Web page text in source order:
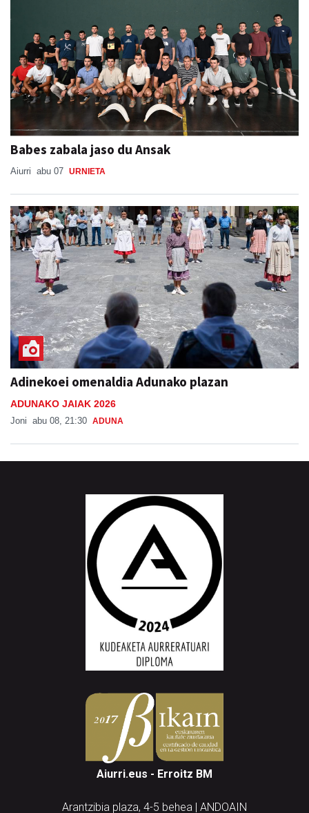
Babes zabala jaso du Ansak
Aiurri abu 07 URNIETA
Adinekoei omenaldia Adunako plazan
ADUNAKO JAIAK 2026
Joni abu 08, 21:30 ADUNA
Aiurri.eus - Erroitz BM
Arantzibia plaza, 4-5 behea | ANDOAIN